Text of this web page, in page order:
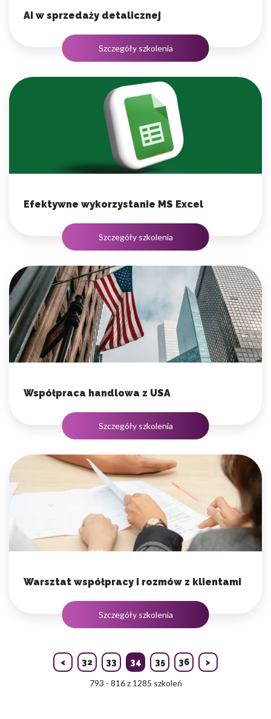
AI w sprzedaży detalicznej
Szczegóły szkolenia
Efektywne wykorzystanie MS Excel
Szczegóły szkolenia
Współpraca handlowa z USA
Szczegóły szkolenia
Warsztat współpracy i rozmów z klientami
Szczegóły szkolenia
< 32 33 34 35 36 >
793 - 816 z 1285 szkoleń